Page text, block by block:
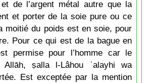
et de l’argent métal autre que la
et porter de la soie pure ou ce
moitié du poids est en soie, pour
Pour ce qui est de la bague en
permise pour l’homme car le
Allāh, ṣalla l-Lâhou ʿalayhi wa
Est exceptée par la mention